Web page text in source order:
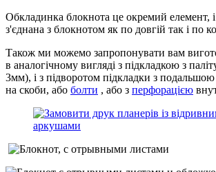
Обкладинка блокнота це окремий елемент,
з'єднана з блокнотом як по довгій так і по
Також ми можемо запропонувати вам
в аналогічному вигляді з підкладкою з
3мм), і з підворотом підкладки з
на скоби, або болти , або з перфорацією